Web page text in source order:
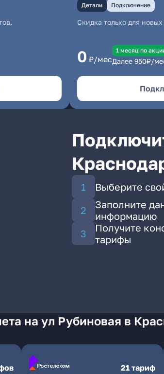
Детали Подключение
Скидка только для
0 ₽/мес
1 месяц по
Далее 950₽/
Выберите
Заполните
информацию
Получите
тарифы
на ул Рубиновая в
21 тариф